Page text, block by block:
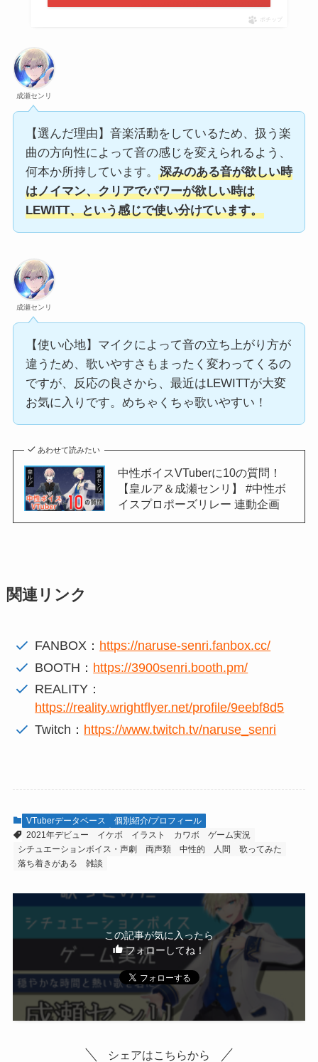
ポチップ
成瀬センリ
【選んだ理由】音楽活動をしているため、扱う楽
曲の方向性によって音の感じを変えられるよう、
何本か所持しています。
深みのある音が欲しい時
はノイマン、クリアでパワーが欲しい時は
LEWITT、という感じで使い分けています。
成瀬センリ
【使い心地】マイクによって音の立ち上がり方が
違うため、歌いやすさもまったく変わってくるの
ですが、反応の良さから、最近はLEWITTが大変
お気に入りです。めちゃくちゃ歌いやすい！
あわせて読みたい
中性ボイスVTuberに10の質問！
【皇ルア＆成瀬センリ】 #中性ボ
イスプロポーズリレー 連動企画
関連リンク
FANBOX： https://naruse-senri.fanbox.cc/
BOOTH： https://3900senri.booth.pm/
REALITY：
https://reality.wrightflyer.net/profile/9eebf8d5
Twitch： https://www.twitch.tv/naruse_senri
VTuberデータベース
個別紹介/プロフィール
2021年デビュー
イケボ イラスト カワボ
ゲーム実況
シチュエーションボイス・声劇
両声類 中性的 人間
歌ってみた
落ち着きがある
雑談
この記事が気に入ったら
フォローしてね！
シェアはこちらから